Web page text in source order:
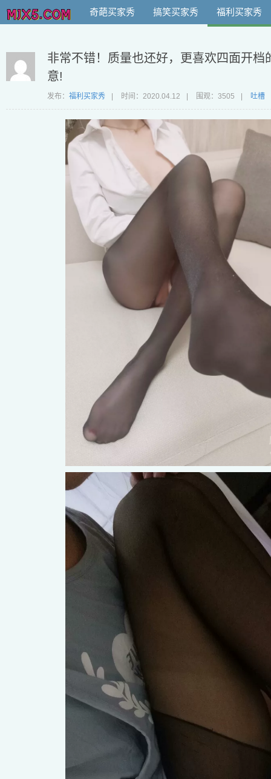
奇葩买家秀 搞笑买家秀 福利买家秀
非常不错！质量也还好，更喜欢四面开档
意!
发布： 福利买家秀 时间： 2020.04.12 围观：3505 吐槽